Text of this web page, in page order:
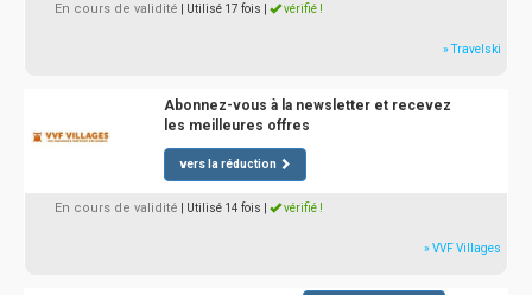
En cours de validité | Utilisé 17 fois vérifié !
» Travelski
Abonnez-vous à la newsletter et recevez
les meilleures offres
vers la réduction
En cours de validité | Utilisé 14 fois vérifié !
» VVF Villages